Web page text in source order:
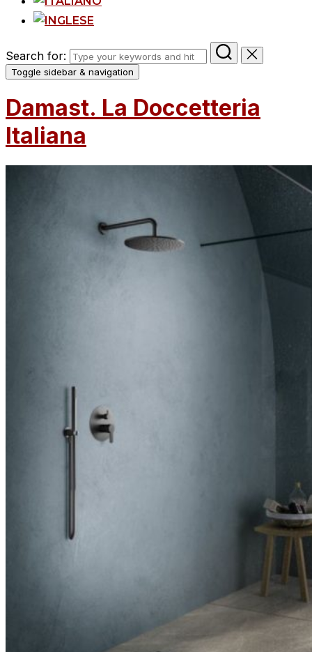
Search for:
Toggle sidebar & navigation
Damast. La Doccetteria
Italiana